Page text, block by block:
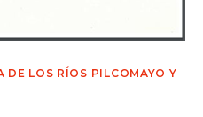
LOS RÍOS PILCOMAYO Y